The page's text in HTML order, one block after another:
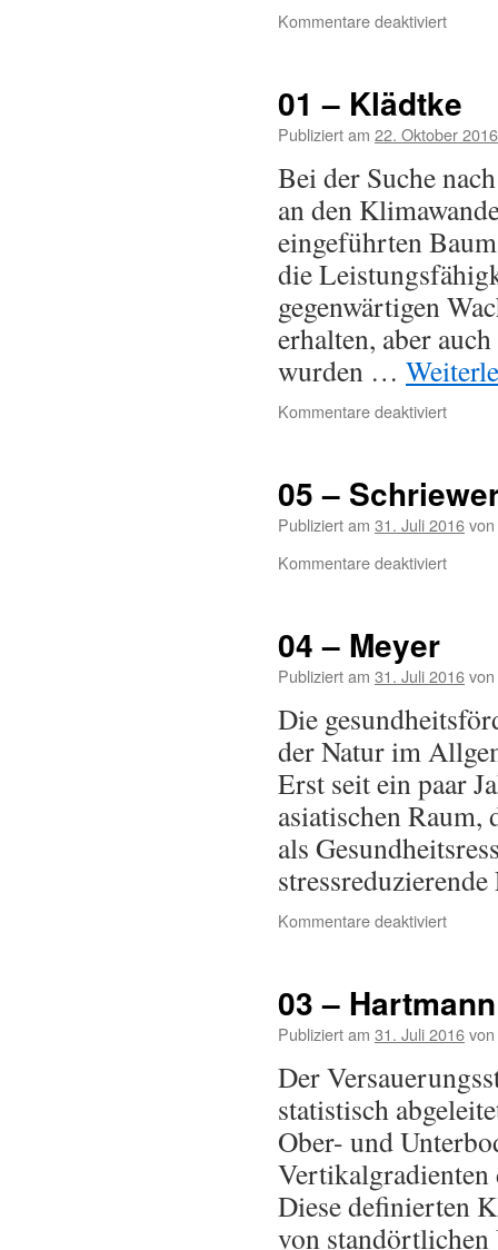
Kommentare deaktiviert
01 – Klädtke
Publiziert am 22. Oktober 2016
Bei der Suche
an den
eingeführten
die
gegenwärtigen
erhalten, aber
wurden …
Kommentare deaktiviert
05 –
Publiziert am 31. Juli 2016von
Kommentare deaktiviert
04 – Meyer
Publiziert am 31. Juli 2016von
Die
der Natur im
Erst seit ein paar
asiatischen Raum,
als
Kommentare deaktiviert
03 – Hartmann
Publiziert am 31. Juli 2016von
Der
statistisch
Ober- und
Vertikalgradienten
Diese definierten
von standörtlichen